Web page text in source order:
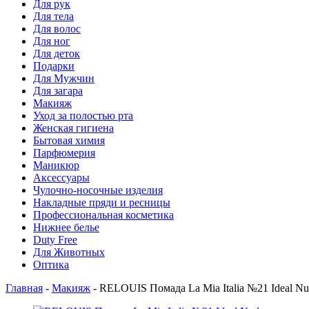
Для рук
Для тела
Для волос
Для ног
Для деток
Подарки
Для Мужчин
Для загара
Макияж
Уход за полостью рта
Женская гигиена
Бытовая химия
Парфюмерия
Маникюр
Аксессуары
Чулочно-носочные изделия
Накладные пряди и ресницы
Профессиональная косметика
Нижнее белье
Duty Free
Для Животных
Оптика
Главная - Макияж - RELOUIS Помада La Mia Italia №21 Ideal